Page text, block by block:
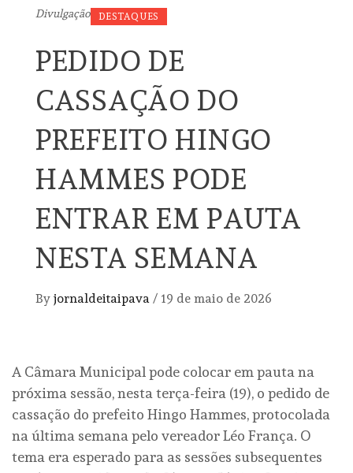
Divulgação DESTAQUES
PEDIDO DE
CASSAÇÃO DO
PREFEITO HINGO
HAMMES PODE
ENTRAR EM PAUTA
NESTA SEMANA
By jornaldeitaipava / 19 de maio de 2026
A Câmara Municipal pode colocar em pauta na
próxima sessão, nesta terça-feira (19), o pedido de
cassação do prefeito Hingo Hammes, protocolada
na última semana pelo vereador Léo França. O
tema era esperado para as sessões subsequentes